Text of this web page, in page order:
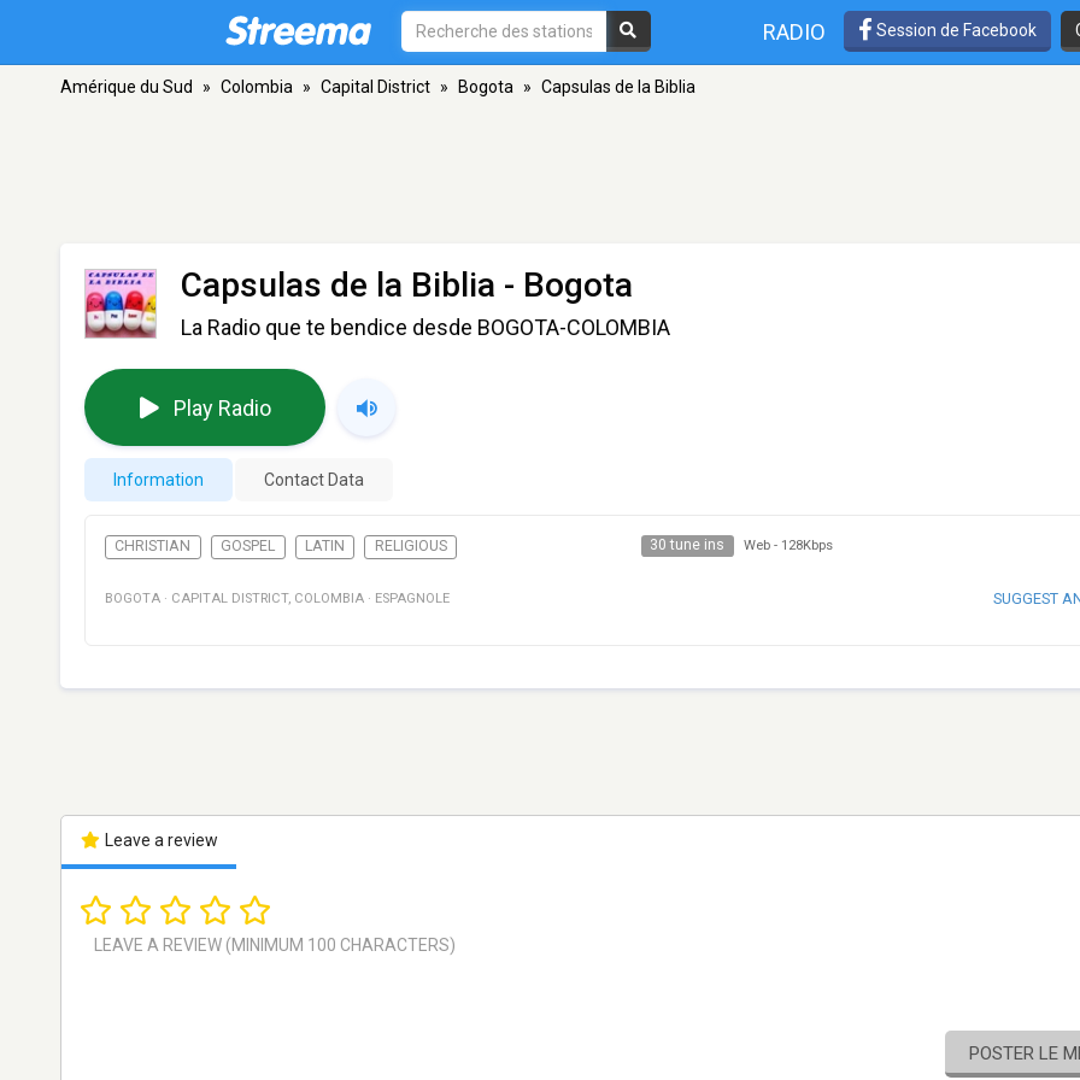
RADIO Session de Facebook
Amérique du Sud » Colombia » Capital District » Bogota » Capsulas de la Biblia
Capsulas de la Biblia - Bogota
La Radio que te bendice desde BOGOTA-COLOMBIA
Play Radio
Information Contact Data
CHRISTIAN GOSPEL LATIN RELIGIOUS 30 tune ins Web - 128Kbps
BOGOTA · CAPITAL DISTRICT, COLOMBIA · ESPAGNOLE SUGGEST
Leave a review
POSTER LE